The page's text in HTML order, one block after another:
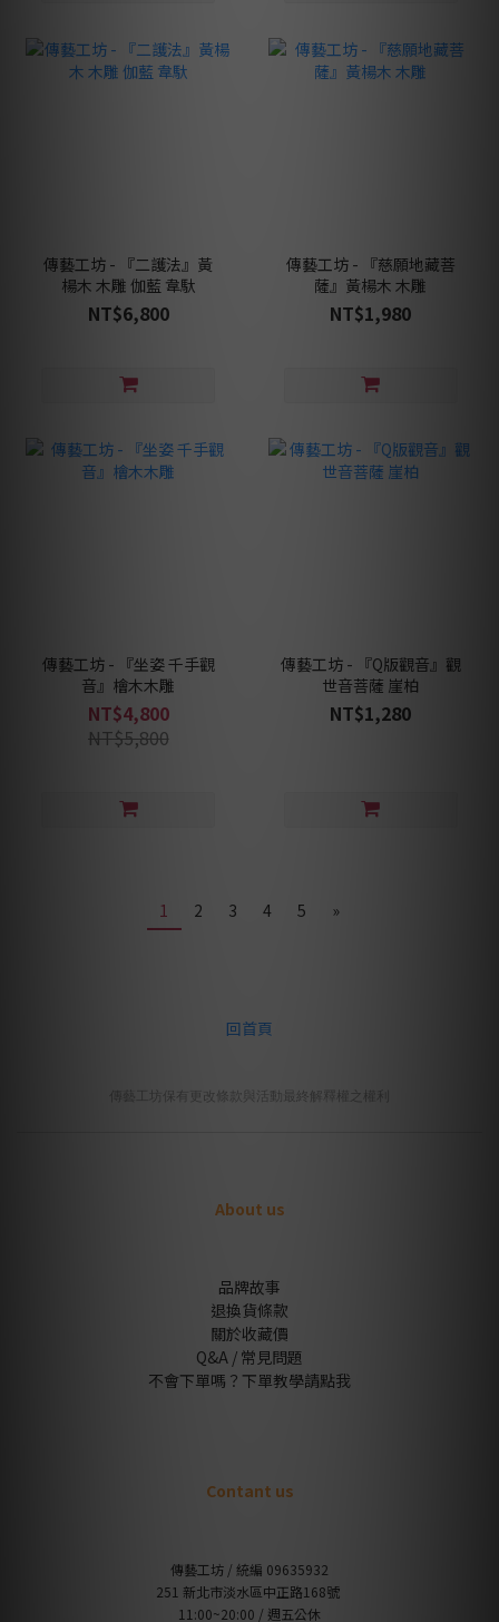
傳藝工坊 - 『二護法』黃
楊木 木雕 伽藍 韋馱
NT$6,800
傳藝工坊 - 『慈願地藏菩
薩』黃楊木 木雕
NT$1,980
傳藝工坊 - 『坐姿 千手觀
音』檜木木雕
NT$4,800
NT$5,800
傳藝工坊 - 『Q版觀音』觀
世音菩薩 崖柏
NT$1,280
1 2 3 4 5 »
回首頁
傳藝工坊保有更改條款與活動最終解釋權之權利
About us
品牌故事
退換貨條款
關於收藏價
Q&A / 常見問題
不會下單嗎？下單教學請點我
Contant us
傳藝工坊 / 統編 09635932
251 新北市淡水區中正路168號
11:00~20:00 / 週五公休